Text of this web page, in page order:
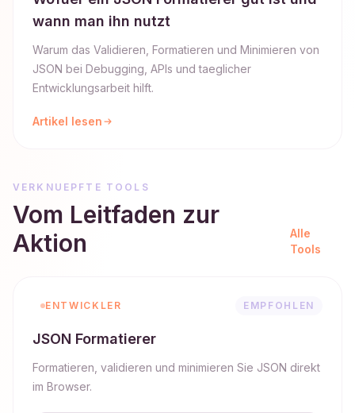
wann man ihn nutzt
Warum das Validieren, Formatieren und Minimieren von
JSON bei Debugging, APIs und taeglicher
Entwicklungsarbeit hilft.
Artikel lesen
VERKNUEPFTE TOOLS
Vom Leitfaden zur
Aktion
Alle
Tools
ENTWICKLER EMPFOHLEN
JSON Formatierer
Formatieren, validieren und minimieren Sie JSON direkt
im Browser.